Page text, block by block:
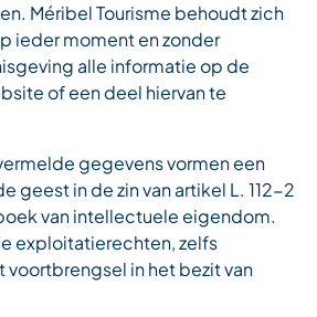
Méribel Tourisme behoudt zich
ieder moment en zonder
alle informatie op de
of een deel hiervan te
gegevens vormen een
geest in de zin van artikel L. 112-2
van intellectuele eigendom.
exploitatierechten, zelfs
in het bezit van